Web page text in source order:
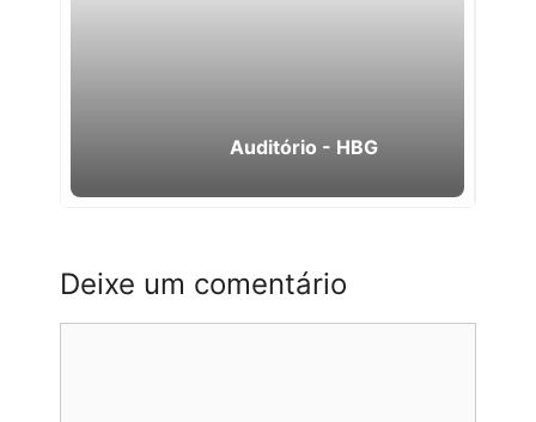
Auditório - HBG
Deixe um comentário